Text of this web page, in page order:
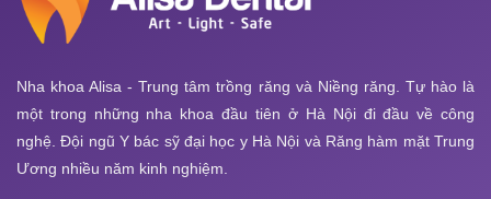
Nha khoa Alisa - Trung tâm trồng răng và Niềng răng. Tự hào là
một trong những nha khoa đầu tiên ở Hà Nội đi đầu về công
nghệ. Đội ngũ Y bác sỹ đại học y Hà Nội và Răng hàm mặt Trung
Ương nhiều năm kinh nghiệm.